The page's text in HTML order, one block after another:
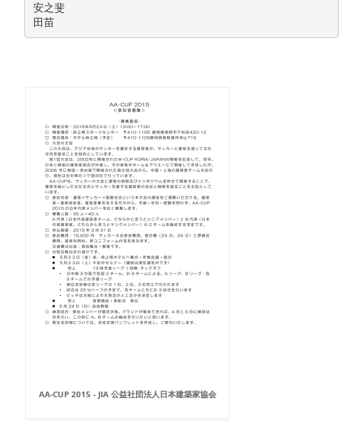
安之斐
田苗
AA-CUP 2015 - JIA 公益社団法人日本建築家協会